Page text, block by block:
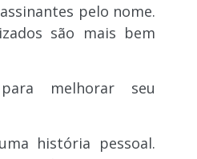
pelo nome.
são mais bem
melhorar seu
história pessoal.